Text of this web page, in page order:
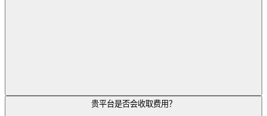
贵平台是否会收取费用？